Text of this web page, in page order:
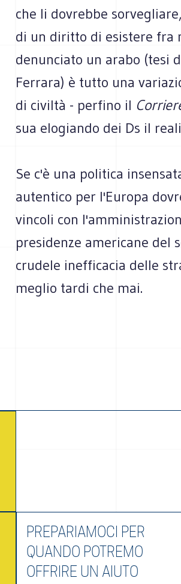
che li dovrebbe
di un diritto di esistere fra
denunciato un arabo (tesi
Ferrara) è tutto una
di civiltà - perfino il
sua elogiando dei Ds il
Se c'è una politica
autentico per l'Europa
vincoli con
presidenze americane del
crudele inefficacia delle
meglio tardi che mai.
PREPARIAMOCI PER
QUANDO POTREMO
OFFRIRE UN AIUTO